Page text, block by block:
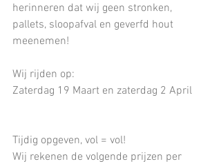
herinneren dat wij geen stronken,
pallets, sloopafval en geverfd hout
meenemen!
Wij rijden op:
Zaterdag 19 Maart en zaterdag 2 April
Tijdig opgeven, vol = vol!
Wij rekenen de volgende prijzen per